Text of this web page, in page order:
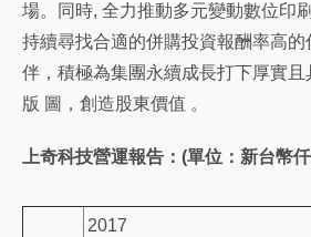
場。同時, 全力推動多元變動數位印
持續尋找合適的併購投資報酬率高的
伴，積極為集團永續成長打下厚實
版 圖，創造股東價值 。
上奇科技營運報告：(單位：新台幣
2017